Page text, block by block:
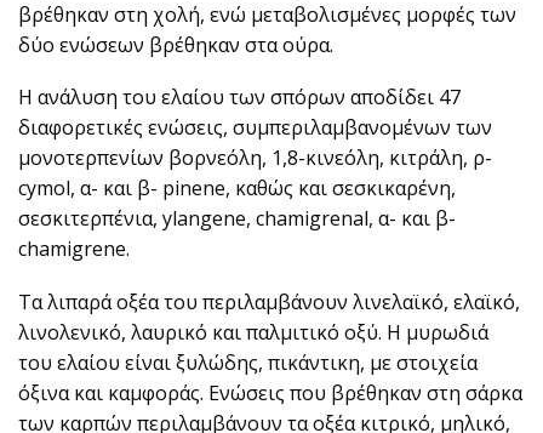
βρέθηκαν στη χολή, ενώ μεταβολισμένες μορφές των
δύο ενώσεων βρέθηκαν στα ούρα.
H ανάλυση του ελαίου των σπόρων αποδίδει 47
διαφορετικές ενώσεις, συμπεριλαμβανομένων των
μονοτερπενίων βορνεόλη, 1,8-κινεόλη, κιτράλη, ρ-
cymol, α- και β- pinene, καθώς και σεσκικαρένη,
σεσκιτερπένια, ylangene, chamigrenal, α- και β-
chamigrene.
Τα λιπαρά οξέα του περιλαμβάνουν λινελαϊκό, ελαϊκό,
λινολενικό, λαυρικό και παλμιτικό οξύ. Η μυρωδιά
του ελαίου είναι ξυλώδης, πικάντικη, με στοιχεία
όξινα και καμφοράς. Ενώσεις που βρέθηκαν στη σάρκα
των καρπών περιλαμβάνουν τα οξέα κιτρικό, μηλικό,